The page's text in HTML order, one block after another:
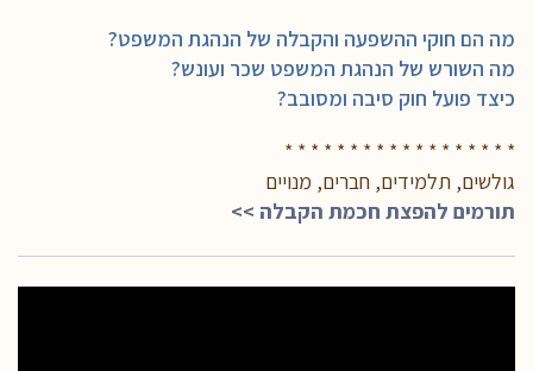
מה הם חוקי ההשפעה והקבלה של הנהגת המשפט?
מה השורש של הנהגת המשפט שכר ועונש?
כיצד פועל חוק סיבה ומסובב?
* * * * * * * * * * * * * * * * * *
גולשים, תלמידים, חברים, מנויים
תורמים להפצת חכמת הקבלה >>